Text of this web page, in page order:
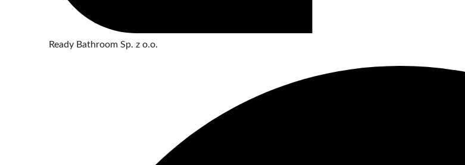
Ready Bathroom Sp. z o.o.